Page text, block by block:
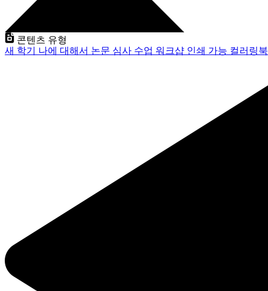
콘텐츠 유형
새 학기 나에 대해서 논문 심사 수업 워크샵 인쇄 가능 컬러링북